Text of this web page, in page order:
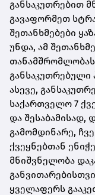
განსაკუთრებით
გავაფორმეთ
შეთანხმებები
უნდა, ამ
თანამშრომლობას
ასევე,
საქართველო 7
და შესაბამისად,
გამომდინარე,
ქვეყნებთან
მნიშვნელობა
ყველაფერს